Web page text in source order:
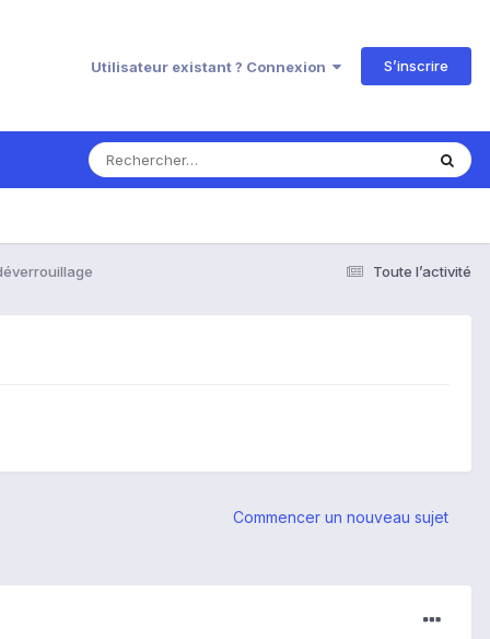
Utilisateur existant ? Connexion S’inscrire
Toute l’activité
Commencer un nouveau sujet